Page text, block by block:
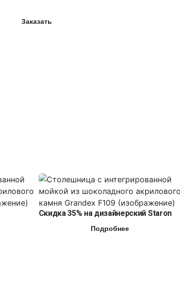
Заказать
Скидка 35% на дизайнерский Staron
Подробнее